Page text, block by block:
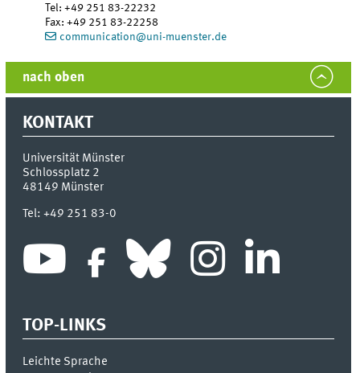
Tel:+49 251 83-22232
Fax:+49 251 83-22258
communication@uni-muenster.de
nach oben
KONTAKT
Universität Münster
Schlossplatz 2
48149 Münster
Tel:+49 251 83-0
TOP-LINKS
Leichte Sprache